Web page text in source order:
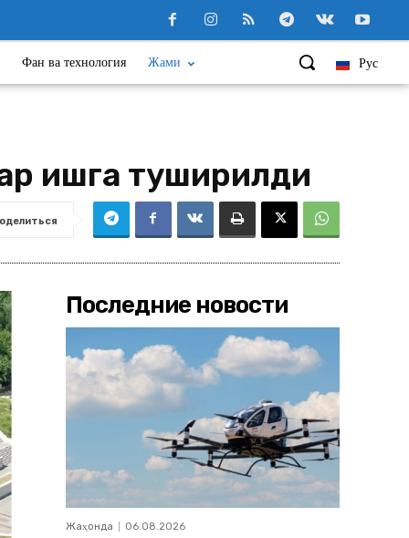
Рус
Фан ва технология Жами
ишга туширилди
Последние новости
Жаҳонда 06.08.2026